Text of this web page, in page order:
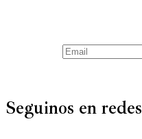
Seguinos en redes